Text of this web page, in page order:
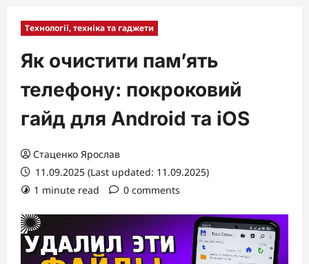
Технології, техніка та гаджети
Як очистити пам’ять
телефону: покроковий
гайд для Android та iOS
Стаценко Ярослав
11.09.2025 (Last updated: 11.09.2025)
1 minute read
0 comments